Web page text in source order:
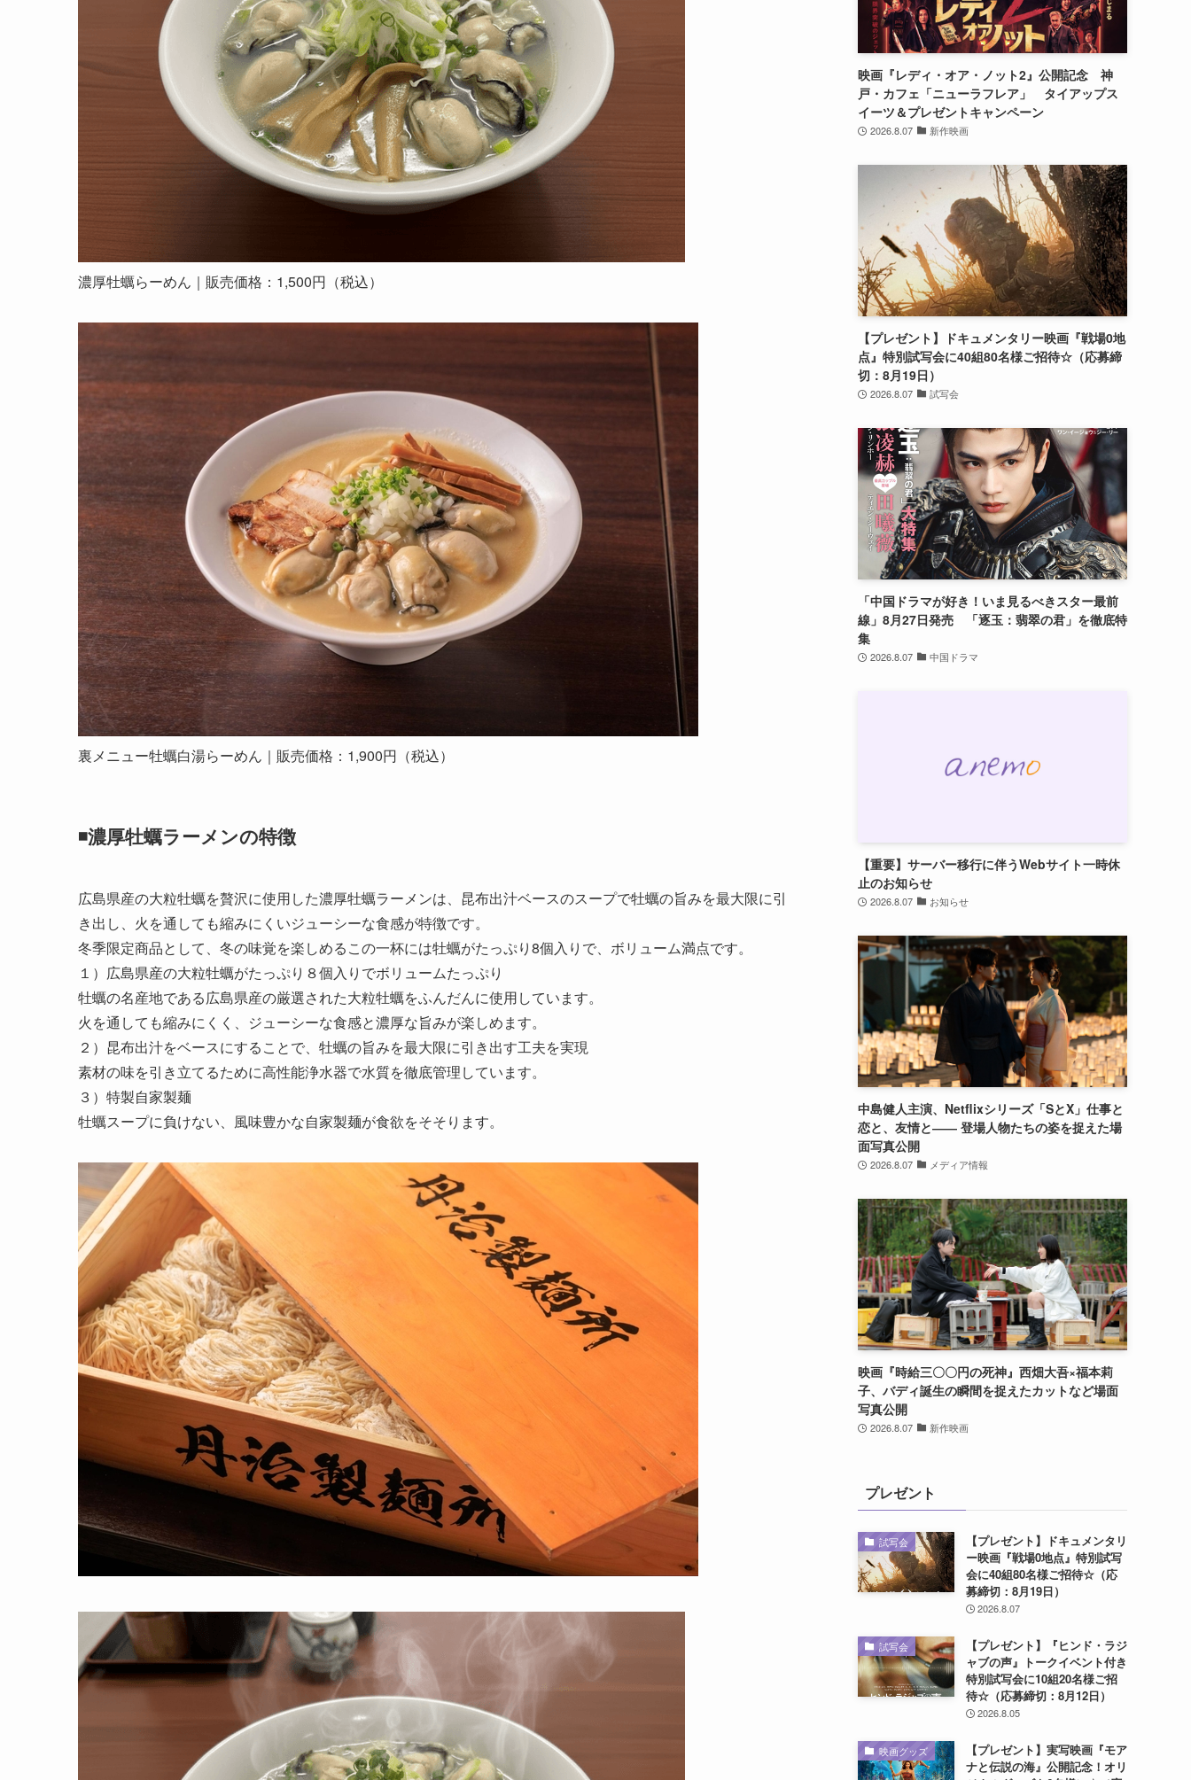
濃厚牡蠣らーめん｜販売価格：1,500円（税込）
裏メニュー牡蠣白湯らーめん｜販売価格：1,900円（税込）
◾️濃厚牡蠣ラーメンの特徴
広島県産の大粒牡蠣を贅沢に使用した濃厚牡蠣ラーメンは、昆布出汁ベースのスープで牡蠣の旨みを最大限に引
き出し、火を通しても縮みにくいジューシーな食感が特徴です。
冬季限定商品として、冬の味覚を楽しめるこの一杯には牡蠣がたっぷり8個入りで、ボリューム満点です。
１）広島県産の大粒牡蠣がたっぷり８個入りでボリュームたっぷり
牡蠣の名産地である広島県産の厳選された大粒牡蠣をふんだんに使用しています。
火を通しても縮みにくく、ジューシーな食感と濃厚な旨みが楽しめます。
２）昆布出汁をベースにすることで、牡蠣の旨みを最大限に引き出す工夫を実現
素材の味を引き立てるために高性能浄水器で水質を徹底管理しています。
３）特製自家製麺
牡蠣スープに負けない、風味豊かな自家製麺が食欲をそそります。
映画『レディ・オア・ノット2』公開記念 神
戸・カフェ「ニューラフレア」 タイアップス
イーツ＆プレゼントキャンペーン
2026.8.07 新作映画
【プレゼント】ドキュメンタリー映画『戦場0地
点』特別試写会に40組80名様ご招待☆（応募締
切：8月19日）
2026.8.07 試写会
「中国ドラマが好き！いま見るべきスター最前
線」8月27日発売 「逐玉：翡翠の君」を徹底特
集
2026.8.07 中国ドラマ
【重要】サーバー移行に伴うWebサイト一時休
止のお知らせ
2026.8.07 お知らせ
中島健人主演、Netflixシリーズ「SとX」仕事と
恋と、友情と―― 登場人物たちの姿を捉えた場
面写真公開
2026.8.07 メディア情報
映画『時給三〇〇円の死神』西畑大吾×福本莉
子、バディ誕生の瞬間を捉えたカットなど場面
写真公開
2026.8.07 新作映画
プレゼント
試写会
【プレゼント】ドキュメンタリ
ー映画『戦場0地点』特別試写
会に40組80名様ご招待☆（応
募締切：8月19日）
2026.8.07
試写会
【プレゼント】『ヒンド・ラジ
ャブの声』トークイベント付き
特別試写会に10組20名様ご招
待☆（応募締切：8月12日）
2026.8.05
映画グッズ
【プレゼント】実写映画『モア
ナと伝説の海』公開記念！オリ